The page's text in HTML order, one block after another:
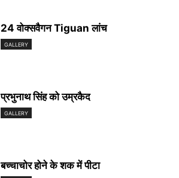
24 वोक्सवैगन Tiguan लांच
GALLERY
प्रभुनाथ सिंह को उम्रकैद
GALLERY
बच्चाचोर होने के शक में पीटा